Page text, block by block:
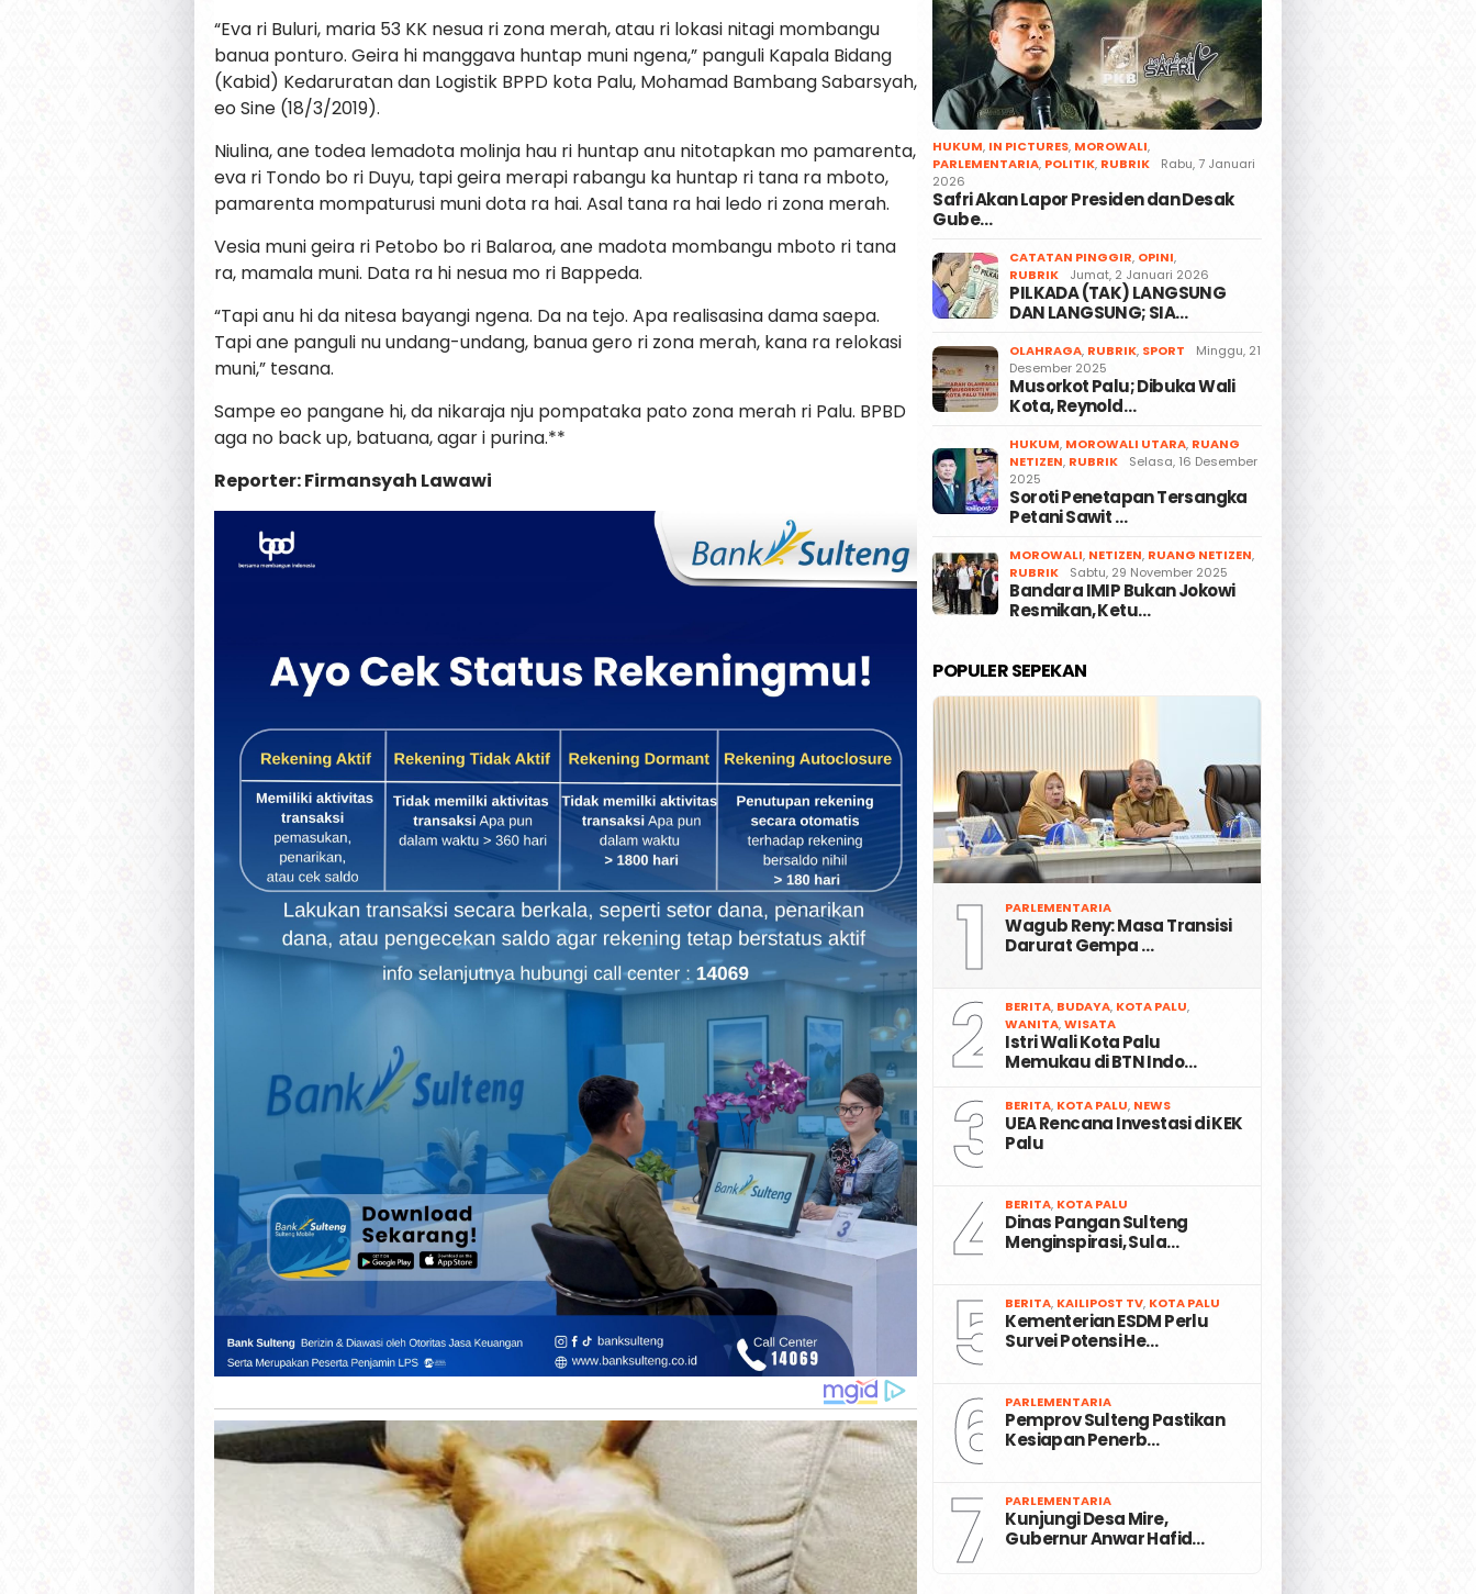
“Eva ri Buluri, maria 53 KK nesua ri zona merah, atau ri lokasi nitagi mombangu
banua ponturo. Geira hi manggava huntap muni ngena,” panguli Kapala Bidang
(Kabid) Kedaruratan dan Logistik BPPD kota Palu, Mohamad Bambang Sabarsyah,
eo Sine (18/3/2019).
Niulina, ane todea lemadota molinja hau ri huntap anu nitotapkan mo pamarenta,
eva ri Tondo bo ri Duyu, tapi geira merapi rabangu ka huntap ri tana ra mboto,
pamarenta mompaturusi muni dota ra hai. Asal tana ra hai ledo ri zona merah.
Vesia muni geira ri Petobo bo ri Balaroa, ane madota mombangu mboto ri tana
ra, mamala muni. Data ra hi nesua mo ri Bappeda.
“Tapi anu hi da nitesa bayangi ngena. Da na tejo. Apa realisasina dama saepa.
Tapi ane panguli nu undang-undang, banua gero ri zona merah, kana ra relokasi
muni,” tesana.
Sampe eo pangane hi, da nikaraja nju pompataka pato zona merah ri Palu. BPBD
aga no back up, batuana, agar i purina.**
Reporter: Firmansyah Lawawi
HUKUM, IN PICTURES, MOROWALI,
PARLEMENTARIA, POLITIK, RUBRIK
Rabu, 7 Januari
2026
Safri Akan Lapor Presiden dan Desak
Gube…
CATATAN PINGGIR, OPINI,
RUBRIK
Jumat, 2 Januari 2026
PILKADA (TAK) LANGSUNG
DAN LANGSUNG; SIA…
OLAHRAGA, RUBRIK, SPORT
Minggu, 21
Desember 2025
Musorkot Palu; Dibuka Wali
Kota, Reynold…
HUKUM, MOROWALI UTARA, RUANG
NETIZEN, RUBRIK
Selasa, 16 Desember
2025
Soroti Penetapan Tersangka
Petani Sawit …
MOROWALI, NETIZEN, RUANG NETIZEN,
RUBRIK
Sabtu, 29 November 2025
Bandara IMIP Bukan Jokowi
Resmikan, Ketu…
POPULER SEPEKAN
1 PARLEMENTARIA
Wagub Reny: Masa Transisi
Darurat Gempa …
2 BERITA, BUDAYA, KOTA PALU,
WANITA,WISATA
Istri Wali Kota Palu
Memukau di BTN Indo…
3 BERITA, KOTA PALU, NEWS
UEA Rencana Investasi di KEK
Palu
4 BERITA, KOTA PALU
Dinas Pangan Sulteng
Menginspirasi, Sula…
5 BERITA, KAILIPOST TV, KOTA PALU
Kementerian ESDM Perlu
Survei Potensi He…
6 PARLEMENTARIA
Pemprov Sulteng Pastikan
Kesiapan Penerb…
7 PARLEMENTARIA
Kunjungi Desa Mire,
Gubernur Anwar Hafid…